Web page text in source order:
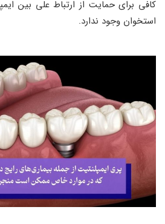
کافی برای حمایت از ارتباط علی بین
استخوان وجود ندارد.